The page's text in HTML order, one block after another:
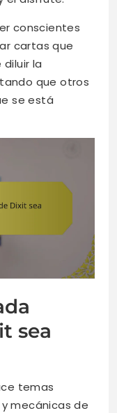
conscientes
cartas que
la
que otros
se está
sea
temas
mecánicas de